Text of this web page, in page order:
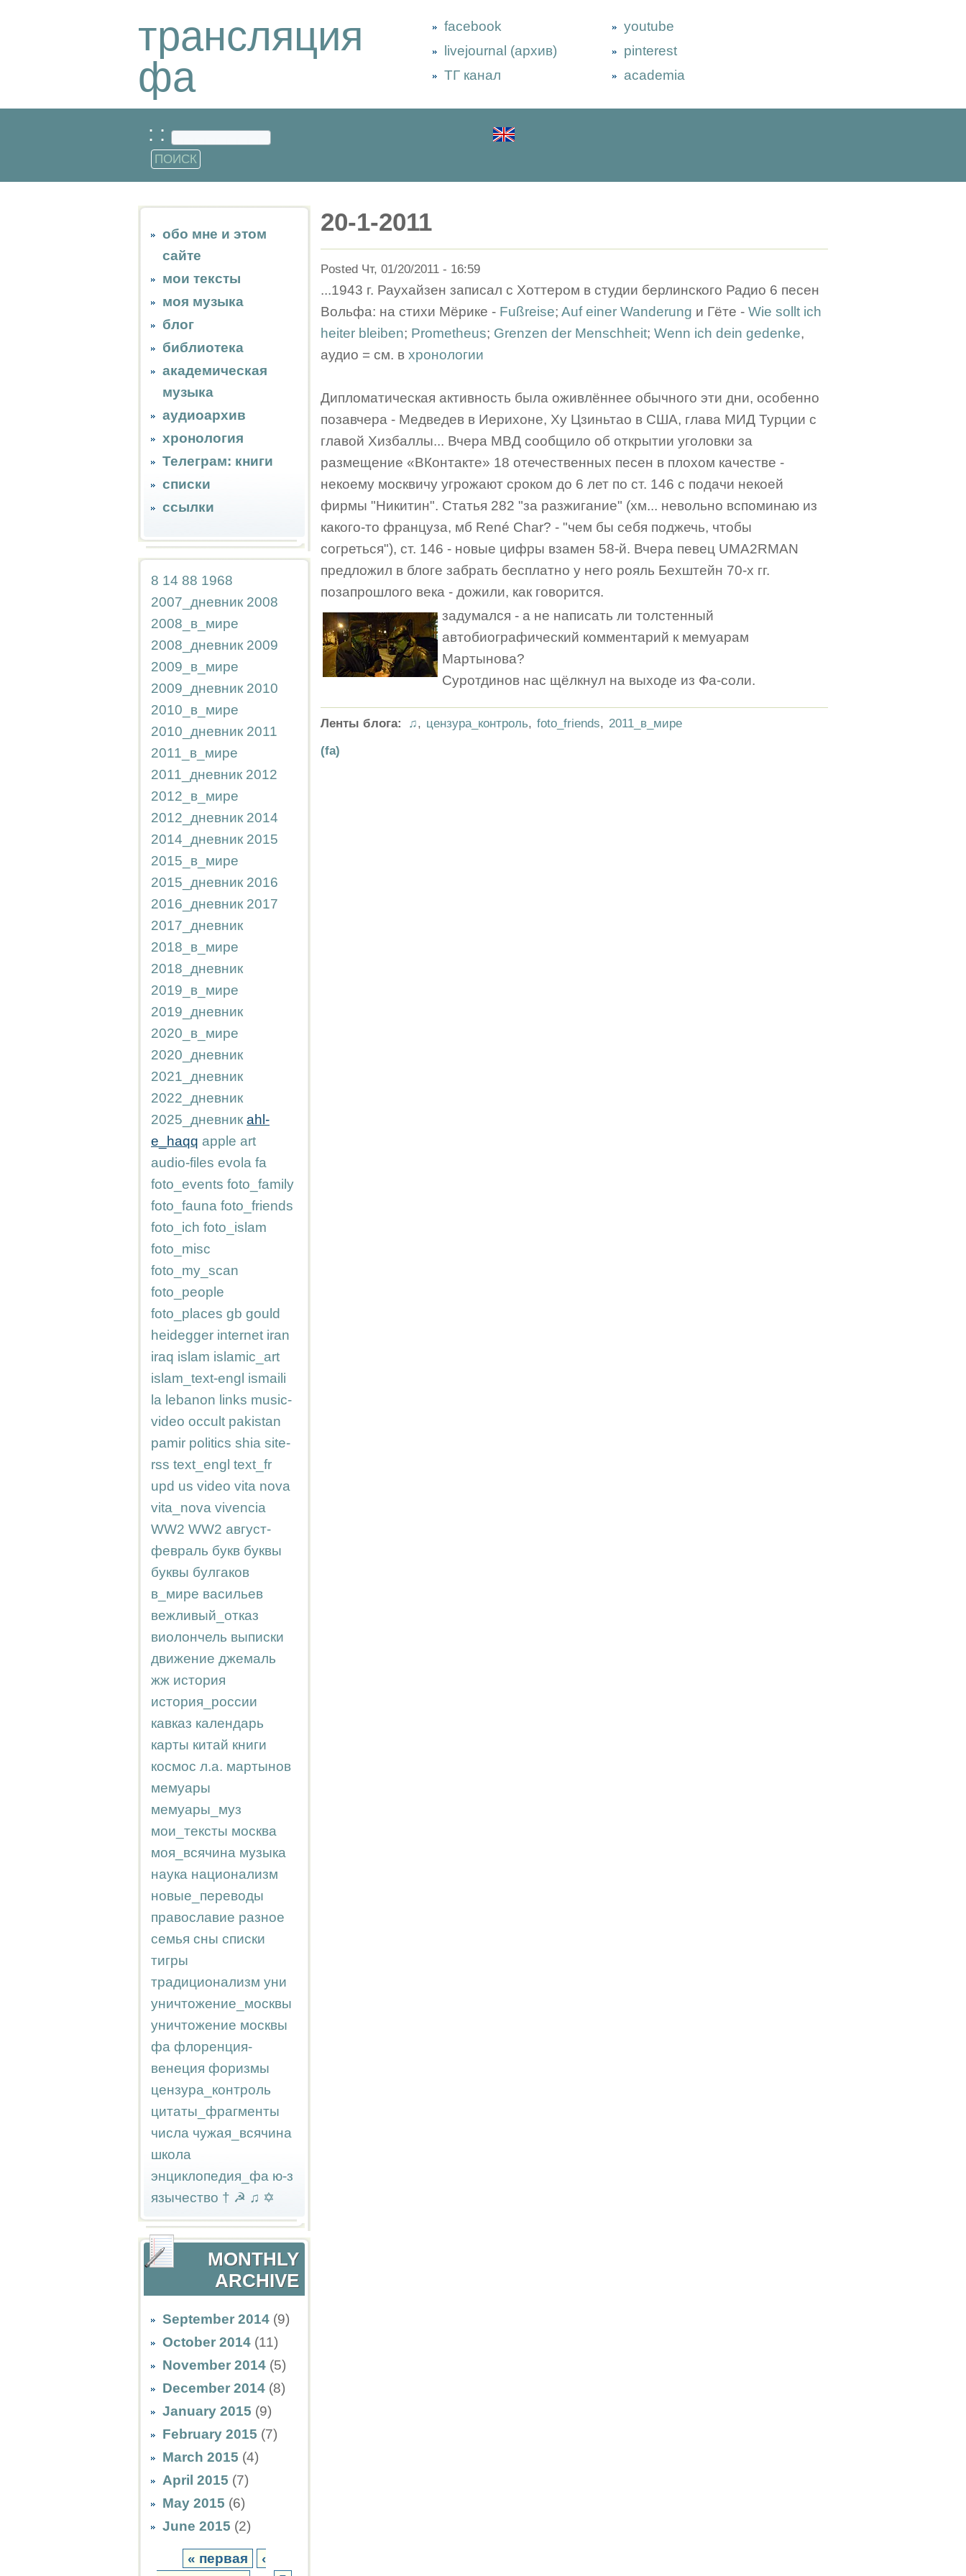
трансляция
фа
facebook
livejournal (архив)
ТГ канал
youtube
pinterest
academia
: :
обо мне и этом
сайте
мои тексты
моя музыка
блог
библиотека
академическая
музыка
аудиоархив
хронология
Телеграм: книги
списки
ссылки
8 14 88 1968
2007_дневник 2008
2008_в_мире
2008_дневник 2009
2009_в_мире
2009_дневник 2010
2010_в_мире
2010_дневник 2011
2011_в_мире
2011_дневник 2012
2012_в_мире
2012_дневник 2014
2014_дневник 2015
2015_в_мире
2015_дневник 2016
2016_дневник 2017
2017_дневник
2018_в_мире
2018_дневник
2019_в_мире
2019_дневник
2020_в_мире
2020_дневник
2021_дневник
2022_дневник
2025_дневник ahl-
e_haqq apple art
audio-files evola fa
foto_events foto_family
foto_fauna foto_friends
foto_ich foto_islam
foto_misc
foto_my_scan
foto_people
foto_places gb gould
heidegger internet iran
iraq islam islamic_art
islam_text-engl ismaili
la lebanon links music-
video occult pakistan
pamir politics shia site-
rss text_engl text_fr
upd us video vita nova
vita_nova vivencia
WW2 WW2 август-
февраль букв буквы
буквы булгаков
в_мире васильев
вежливый_отказ
виолончель выписки
движение джемаль
жж история
история_россии
кавказ календарь
карты китай книги
космос л.а. мартынов
мемуары
мемуары_муз
мои_тексты москва
моя_всячина музыка
наука национализм
новые_переводы
православие разное
семья сны списки
тигры
традиционализм уни
уничтожение_москвы
уничтожение москвы
фа флоренция-
венеция форизмы
цензура_контроль
цитаты_фрагменты
числа чужая_всячина
школа
энциклопедия_фа ю-з
язычество † ☭ ♫ ✡
MONTHLY
ARCHIVE
September 2014 (9)
October 2014 (11)
November 2014 (5)
December 2014 (8)
January 2015 (9)
February 2015 (7)
March 2015 (4)
April 2015 (7)
May 2015 (6)
June 2015 (2)
« первая
‹
20-1-2011
Posted Чт, 01/20/2011 - 16:59
...1943 г. Раухайзен записал с Хоттером в студии берлинского Радио 6 песен
Вольфа: на стихи Мёрике - Fußreise; Auf einer Wanderung и Гёте - Wie sollt ich
heiter bleiben; Prometheus; Grenzen der Menschheit; Wenn ich dein gedenke,
аудио = см. в хронологии
Дипломатическая активность была оживлённее обычного эти дни, особенно
позавчера - Медведев в Иерихоне, Ху Цзиньтао в США, глава МИД Турции с
главой Хизбаллы... Вчера МВД сообщило об открытии уголовки за
размещение «ВКонтакте» 18 отечественных песен в плохом качестве -
некоему москвичу угрожают сроком до 6 лет по ст. 146 с подачи некоей
фирмы "Никитин". Статья 282 "за разжигание" (хм... невольно вспоминаю из
какого-то француза, мб René Char? - "чем бы себя поджечь, чтобы
согреться"), ст. 146 - новые цифры взамен 58-й. Вчера певец UMA2RMAN
предложил в блоге забрать бесплатно у него рояль Бехштейн 70-х гг.
позапрошлого века - дожили, как говорится.
задумался - а не написать ли толстенный
автобиографический комментарий к мемуарам
Мартынова?
Суротдинов нас щёлкнул на выходе из Фа-соли.
Ленты блога: ♫, цензура_контроль, foto_friends, 2011_в_мире
(fa)